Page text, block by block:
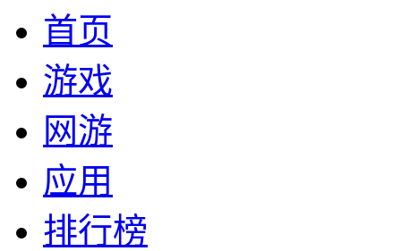
首页
游戏
网游
应用
排行榜